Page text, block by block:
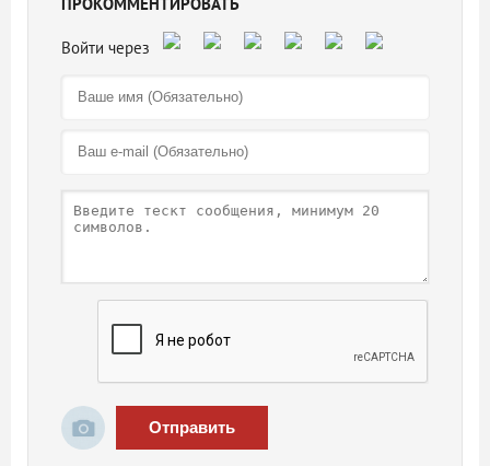
ПРОКОММЕНТИРОВАТЬ
Отправить